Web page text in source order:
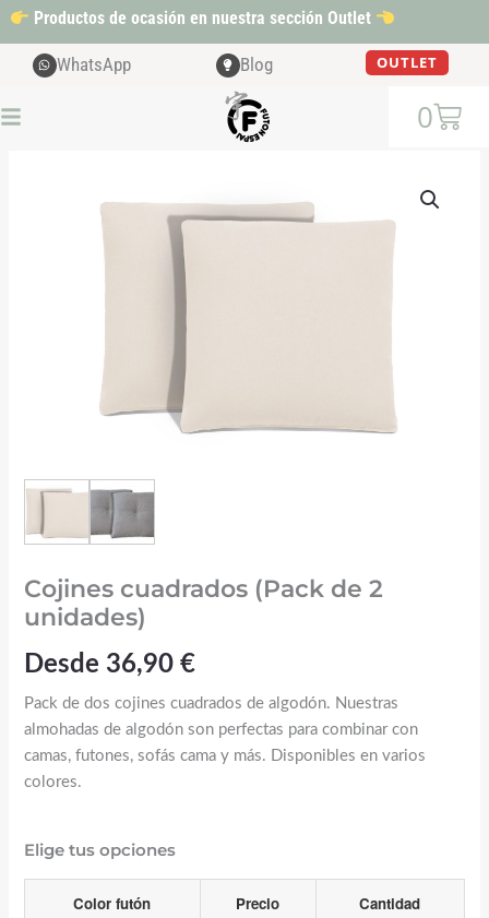
al
contenido
Productos de ocasión en nuestra sección Outlet
WhatsApp Blog OUTLET
0
Cart
Cojines cuadrados (Pack de 2
unidades)
Desde 36,90 €
Pack de dos cojines cuadrados de algodón. Nuestras
almohadas de algodón son perfectas para combinar con
camas, futones, sofás cama y más. Disponibles en varios
colores.
Elige tus opciones
Color futón Precio Cantidad